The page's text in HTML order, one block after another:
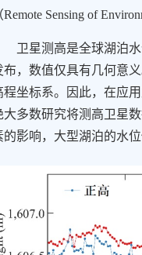
Remote Sensing of
星测高是全球湖泊水位
布，数值仅具有几何意
程坐标系。因此，在应
大多数研究将测高卫星
的影响，大型湖泊的水